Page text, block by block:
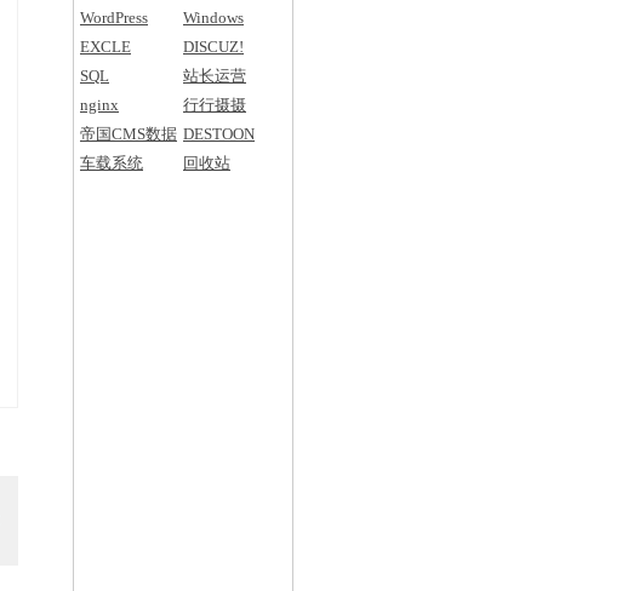
WordPress
EXCLE
SQL
nginx
帝国CMS数据
字典
车载系统
Windows
DISCUZ!
站长运营
行行摄摄
DESTOON
回收站